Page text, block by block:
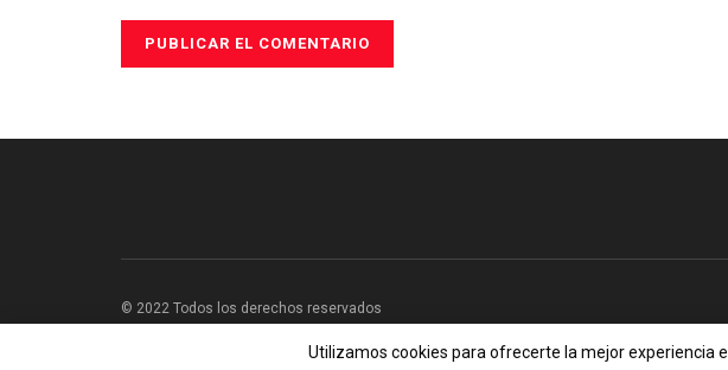
© 2022 Todos los derechos reservados
Utilizamos cookies para ofrecerte la mejor experiencia